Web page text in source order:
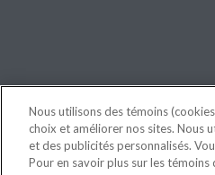
Nous utilisons des témoins
choix et améliorer nos sites. Nous
et des publicités personnalisés.
Pour en savoir plus sur les